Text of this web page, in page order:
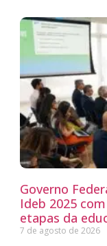
Governo
Ideb 2025
etapas da
7 de agosto de 2026